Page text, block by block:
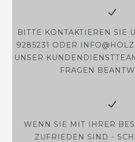
BITTE KONTAKTIEREN SIE
9285231 ODER
UNSER
FRAGEN
WENN SIE MIT IHRER
ZUFRIEDEN SIND -